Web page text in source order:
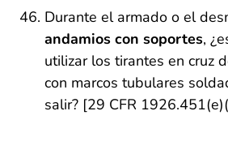
Durante el armado o el
andamios con soportes,
utilizar los tirantes en cruz
con marcos tubulares
salir? [29 CFR